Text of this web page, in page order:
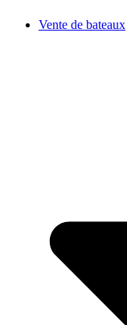
Vente de bateaux